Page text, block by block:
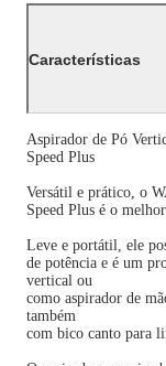
Características
Aspirador de Pó
Speed Plus
Versátil e prático, o
Speed Plus é o
Leve e portátil, ele
de potência e é um
vertical ou
como aspirador de
também
com bico canto para